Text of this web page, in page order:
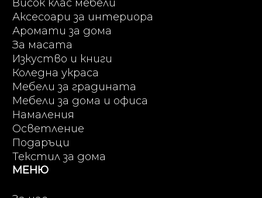
Висок клас мебели
Аксесоари за интериора
Аромати за дома
За масата
Изкуство и книги
Коледна украса
Мебели за градината
Мебели за дома и офиса
Намаления
Осветление
Подаръци
Текстил за дома
МЕНЮ